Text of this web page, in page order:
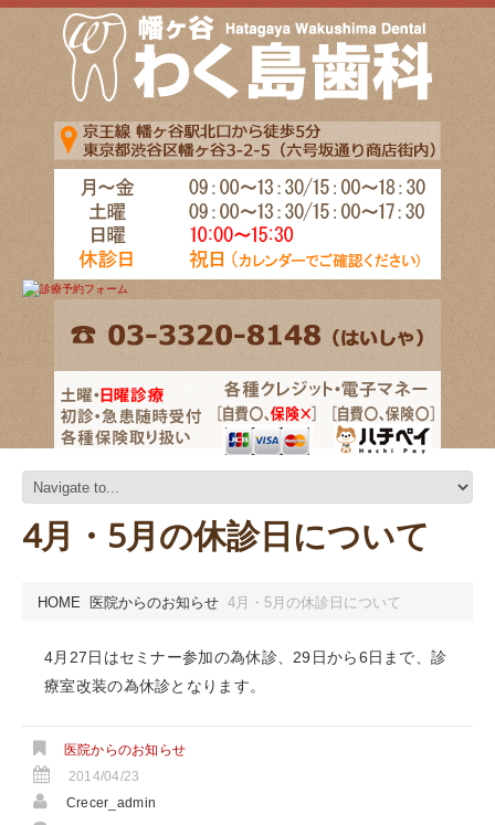
4月・5月の休診日について
HOME 医院からのお知らせ 4月・5月の休診日について
4月27日はセミナー参加の為休診、29日から6日まで、診
療室改装の為休診となります。
医院からのお知らせ
2014/04/23
Crecer_admin